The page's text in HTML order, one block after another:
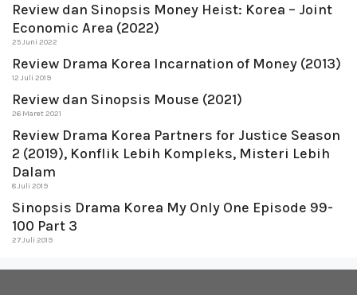
Review dan Sinopsis Money Heist: Korea – Joint
Economic Area (2022)
25 Juni 2022
Review Drama Korea Incarnation of Money (2013)
12 Juli 2019
Review dan Sinopsis Mouse (2021)
26 Maret 2021
Review Drama Korea Partners for Justice Season
2 (2019), Konflik Lebih Kompleks, Misteri Lebih
Dalam
8 Juli 2019
Sinopsis Drama Korea My Only One Episode 99-
100 Part 3
27 Juli 2019